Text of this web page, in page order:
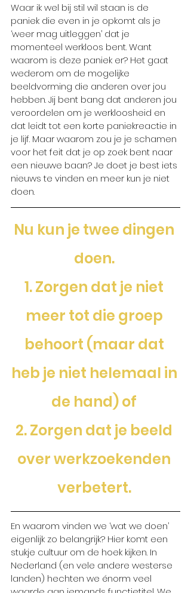
Waar ik wel bij stil wil staan is de
paniek die even in je opkomt als je
‘weer mag uitleggen’ dat je
momenteel werkloos bent. Want
waarom is deze paniek er? Het gaat
wederom om de mogelijke
beeldvorming die anderen over jou
hebben. Jij bent bang dat anderen jou
veroordelen om je werkloosheid en
dat leidt tot een korte paniekreactie in
je lijf. Maar waarom zou je je schamen
voor het feit dat je op zoek bent naar
een nieuwe baan? Je doet je best iets
nieuws te vinden en meer kun je niet
doen.
Nu kun je twee dingen
doen.
1. Zorgen dat je niet
meer tot die groep
behoort (maar dat
heb je niet helemaal in
de hand) of
2. Zorgen dat je beeld
over werkzoekenden
verbetert.
En waarom vinden we ‘wat we doen’
eigenlijk zo belangrijk? Hier komt een
stukje cultuur om de hoek kijken. In
Nederland (en vele andere westerse
landen) hechten we énorm veel